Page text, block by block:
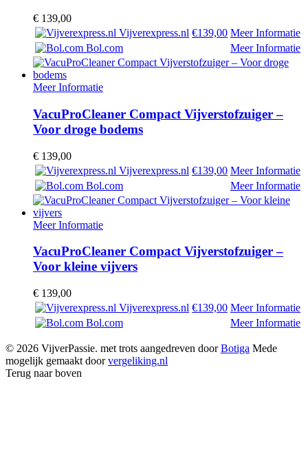
€ 139,00
Vijverexpress.nl €139,00 Meer Informatie
Bol.com
Meer Informatie
Meer Informatie
VacuProCleaner Compact Vijverstofzuiger –
Voor droge bodems
€ 139,00
Vijverexpress.nl €139,00 Meer Informatie
Bol.com
Meer Informatie
Meer Informatie
VacuProCleaner Compact Vijverstofzuiger –
Voor kleine vijvers
€ 139,00
Vijverexpress.nl €139,00 Meer Informatie
Bol.com
Meer Informatie
© 2026 VijverPassie. met trots aangedreven doorBotiga Mede
mogelijk gemaakt doorvergeliking.nl
Terug naar boven